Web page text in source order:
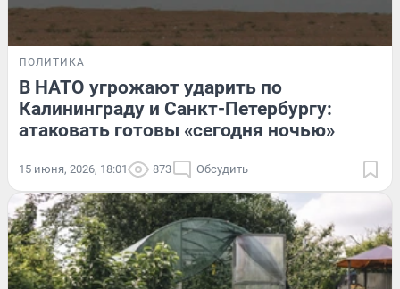
ПОЛИТИКА
В НАТО угрожают ударить по
Калининграду и Санкт-Петербургу:
атаковать готовы «сегодня ночью»
15 июня, 2026, 18:01 873 Обсудить